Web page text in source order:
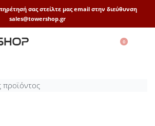
σας στείλτε μας email στην διεύθυνση
sales@towershop.gr
0